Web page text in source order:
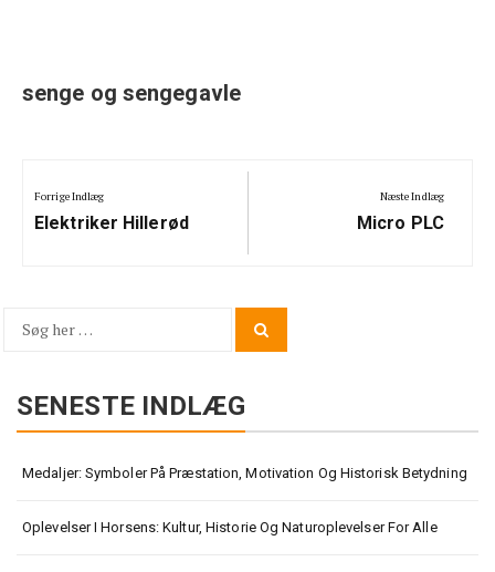
senge og sengegavle
Forrige Indlæg
Previous
Elektriker Hillerød
Næste Indlæg
Next
Micro PLC
Search
SENESTE INDLÆG
Medaljer: Symboler På Præstation, Motivation Og Historisk Betydning
Oplevelser I Horsens: Kultur, Historie Og Naturoplevelser For Alle